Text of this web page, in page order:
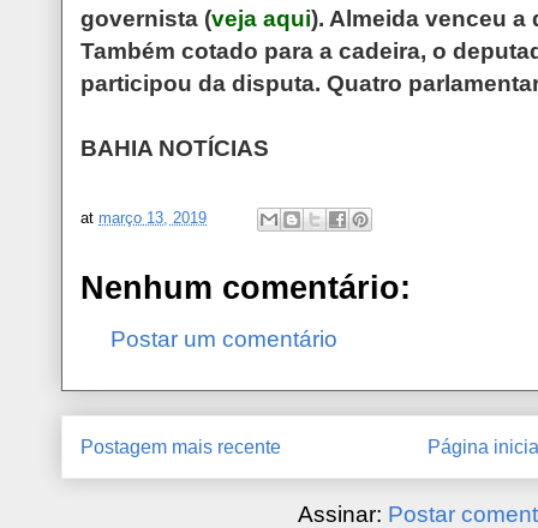
governista (veja aqui). Almeida venceu a
Também cotado para a cadeira, o
participou da disputa. Quatro
BAHIA NOTÍCIAS
at março 13, 2019
Nenhum comentário:
Postar um comentário
Postagem mais recente Página
Assinar: Postar